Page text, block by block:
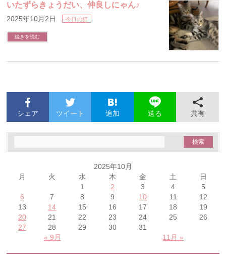
いたずらきょうだい、仲良しにゃん♪
2025年10月2日 今日の猫
続きを読む
シェア ツイート 追加 送る 共有
2025年10月
月
火 水 木 金 土 日
« 9月 11月 »
1 2 3 4
5
6
7 8 9 10 11
12
13
14 15 16 17 18
19
20
21 22 23 24 25
26
27
28 29 30 31